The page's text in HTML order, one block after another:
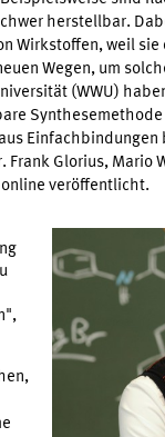
herstellbar.
Wirkstoffen, weil
Wegen, um
(WWU)
Synthesemethode
Einfachbindungen
Glorius, Mario
veröffentlicht.